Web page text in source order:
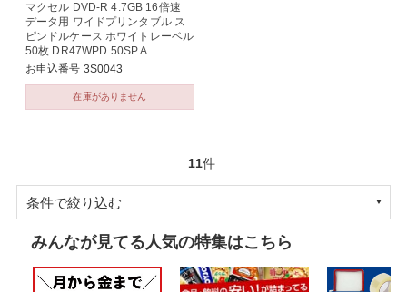
マクセル DVD-R 4.7GB 16倍速
データ用 ワイドプリンタブル ス
ピンドルケース ホワイトレーベル
50枚 DR47WPD.50SP A
お申込番号 3S0043
在庫がありません
11件
条件で絞り込む
みんなが見てる人気の特集はこちら